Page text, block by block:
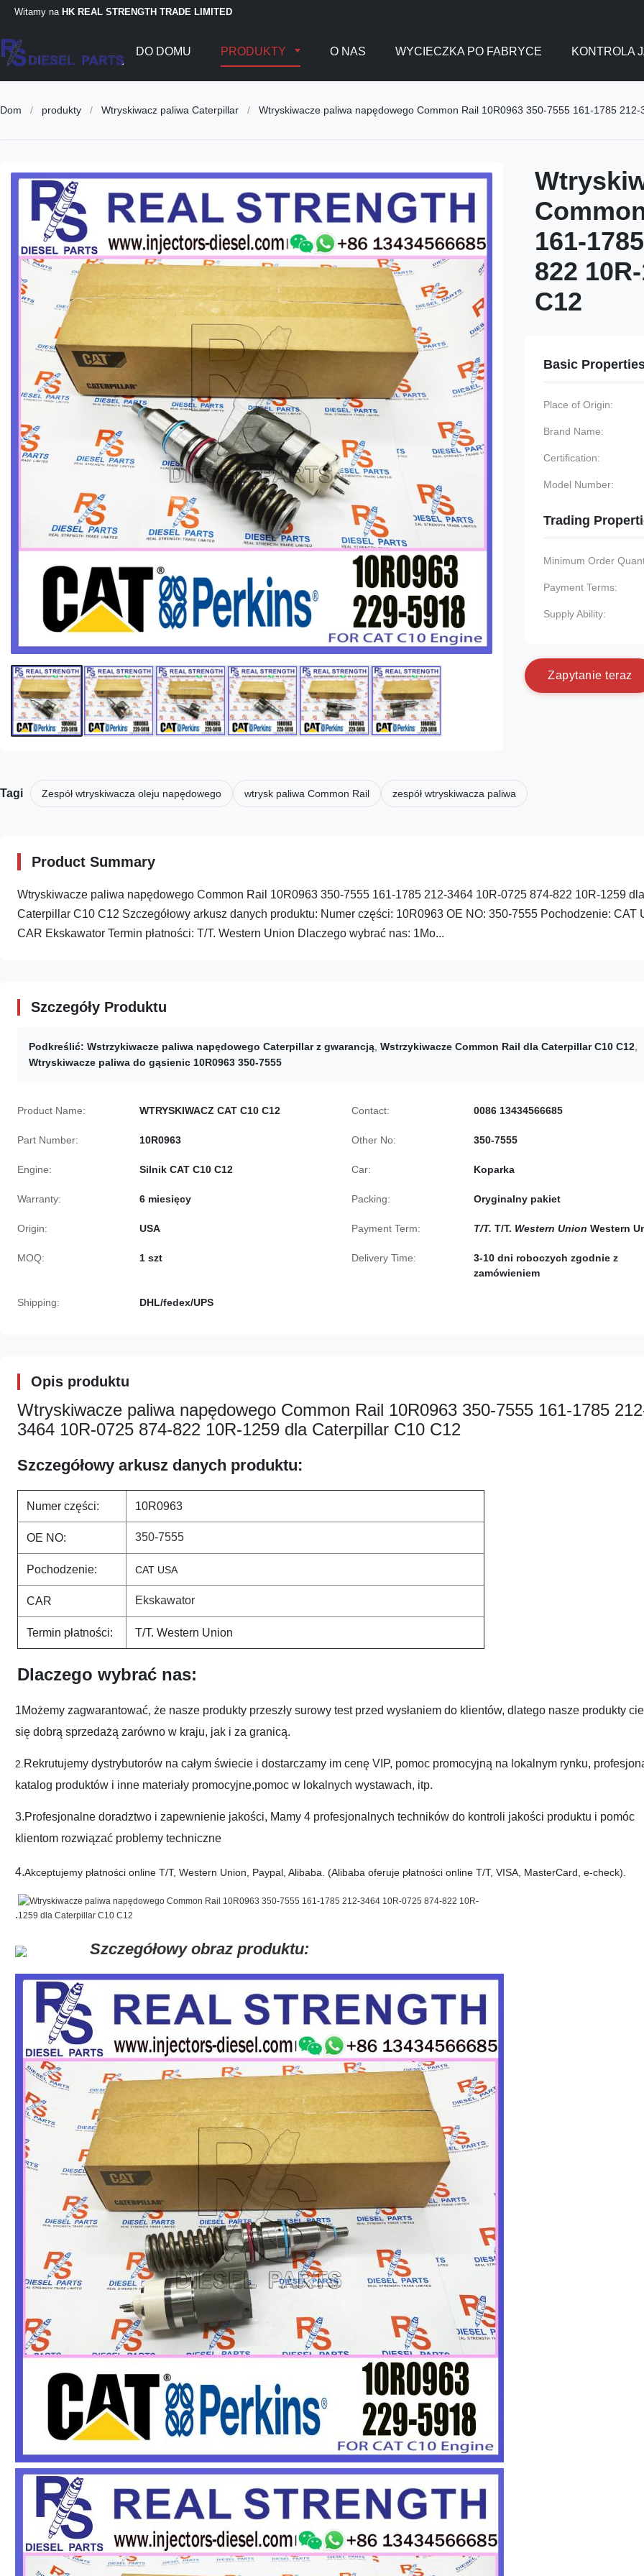
Witamy na HK REAL STRENGTH TRADE LIMITED
DO DOMU PRODUKTY O NAS WYCIECZKA PO FABRYCE KONTROLA
Dom / produkty / Wtryskiwacz paliwa Caterpillar / Wtryskiwacze paliwa napędowego Common Rail 10R0963 350-7555 161-1785
161-
822
C12
Basic
Place of Origin:
Brand Name:
Certification:
Model Number:
Trading
Minimum Order
Payment Terms:
Supply Ability:
Zapytanie teraz
Tagi Zespół wtryskiwacza oleju napędowego wtrysk paliwa Common Rail zespół wtryskiwacza paliwa
Product Summary
Wtryskiwacze paliwa napędowego Common Rail 10R0963 350-7555 161-1785 212-3464 10R-0725 874-822 10R-1259 dla
Caterpillar C10 C12 Szczegółowy arkusz danych produktu: Numer części: 10R0963 OE NO: 350-7555 Pochodzenie: CAT
CAR Ekskawator Termin płatności: T/T. Western Union Dlaczego wybrać nas: 1Mo...
Szczegóły Produktu
Podkreślić: Wstrzykiwacze paliwa napędowego Caterpillar z gwarancją Wstrzykiwacze Common Rail dla Caterpillar C10 C12
Wtryskiwacze paliwa do gąsienic 10R0963 350-7555
Product Name: WTRYSKIWACZ CAT C10 C12 Contact: 0086 13434566685
Part Number: 10R0963 Other No: 350-7555
Engine: Silnik CAT C10 C12 Car: Koparka
Warranty: 6 miesięcy Packing: Oryginalny pakiet
Origin: USA Payment Term: T/T. T/T. Western Union Western
MOQ: 1 szt Delivery Time:
3-10 dni roboczych zgodnie z
zamówieniem
Shipping: DHL/fedex/UPS
Opis produktu
Wtryskiwacze paliwa napędowego Common Rail 10R0963 350-7555 161-1785
3464 10R-0725 874-822 10R-1259 dla Caterpillar C10 C12
Szczegółowy arkusz danych produktu:
Numer części: 10R0963
OE NO: 350-7555
Pochodzenie: CAT USA
CAR Ekskawator
Termin płatności: T/T. Western Union
Dlaczego wybrać nas:
1Możemy zagwarantować, że nasze produkty przeszły surowy test przed wysłaniem do klientów, dlatego nasze produkty
się dobrą sprzedażą zarówno w kraju, jak i za granicą.
2. Rekrutujemy dystrybutorów na całym świecie i dostarczamy im cenę VIP, pomoc promocyjną na lokalnym rynku,
katalog produktów i inne materiały promocyjne,pomoc w lokalnych wystawach, itp.
3.Profesjonalne doradztwo i zapewnienie jakości, Mamy 4 profesjonalnych techników do kontroli jakości produktu i pomóc
klientom rozwiązać problemy techniczne
4.Akceptujemy płatności online T/T, Western Union, Paypal, Alibaba. (Alibaba oferuje płatności online T/T, VISA, MasterCard, e-check).
.
Szczegółowy obraz produktu: